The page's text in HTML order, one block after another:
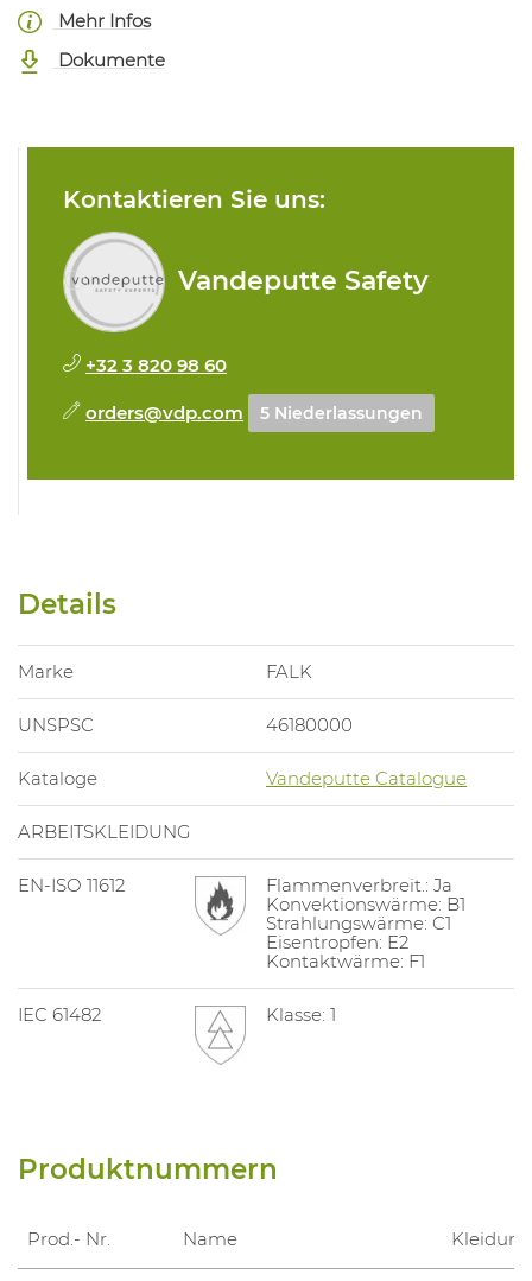
Mehr Infos
Dokumente
Kontaktieren Sie uns:
Vandeputte Safety
+32 3 820 98 60
orders@vdp.com 5 Niederlassungen
Details
Marke FALK
UNSPSC 46180000
Kataloge Vandeputte Catalogue
ARBEITSKLEIDUNG
EN-ISO 11612
Flammenverbreit.: Ja
Konvektionswärme: B1
Strahlungswärme: C1
Eisentropfen: E2
Kontaktwärme: F1
IEC 61482 Klasse: 1
Produktnummern
Prod.- Nr. Name